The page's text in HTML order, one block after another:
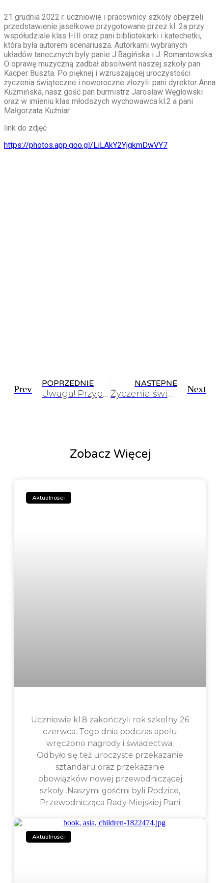
21 grudnia 2022 r. uczniowie i pracownicy szkoły obejrzeli
przedstawienie jasełkowe przygotowane przez kl. 2a przy
współudziale klas I-III oraz pani bibliotekarki i katechetki,
która była autorem scenariusza. Autorkami wybranych
układów tanecznych były panie J.Bagińska i J. Romantowska.
O oprawę muzyczną zadbał absolwent naszej szkoły pan
Kacper Buszta. Po pięknej i wzruszającej uroczystości
życzenia świąteczne i noworoczne złożyli: pani dyrektor Anna
Kuźmińska, nasz gość pan burmistrz Jarosław Węgłowski
oraz w imieniu klas młodszych wychowawca kl.2 a pani
Małgorzata Kuźniar.
link do zdjęć
https://photos.app.goo.gl/LiLAkY2YjgkmDwVY7
Prev POPRZEDNIE
Uwaga! Przypominamy!
NASTEPNE
Życzenia świąteczne Next
Zobacz Więcej
Aktualności
Uczniowie kl.8 zakończyli rok szkolny 26
czerwca. Tego dnia podczas apelu
wręczono nagrody i świadectwa.
Odbyło się też uroczyste przekazanie
sztandaru oraz przekazanie
obowiązków nowej przewodniczącej
szkoły .Naszymi gośćmi byli Rodzice,
Przewodnicząca Rady Miejskiej Pani
Aktualności